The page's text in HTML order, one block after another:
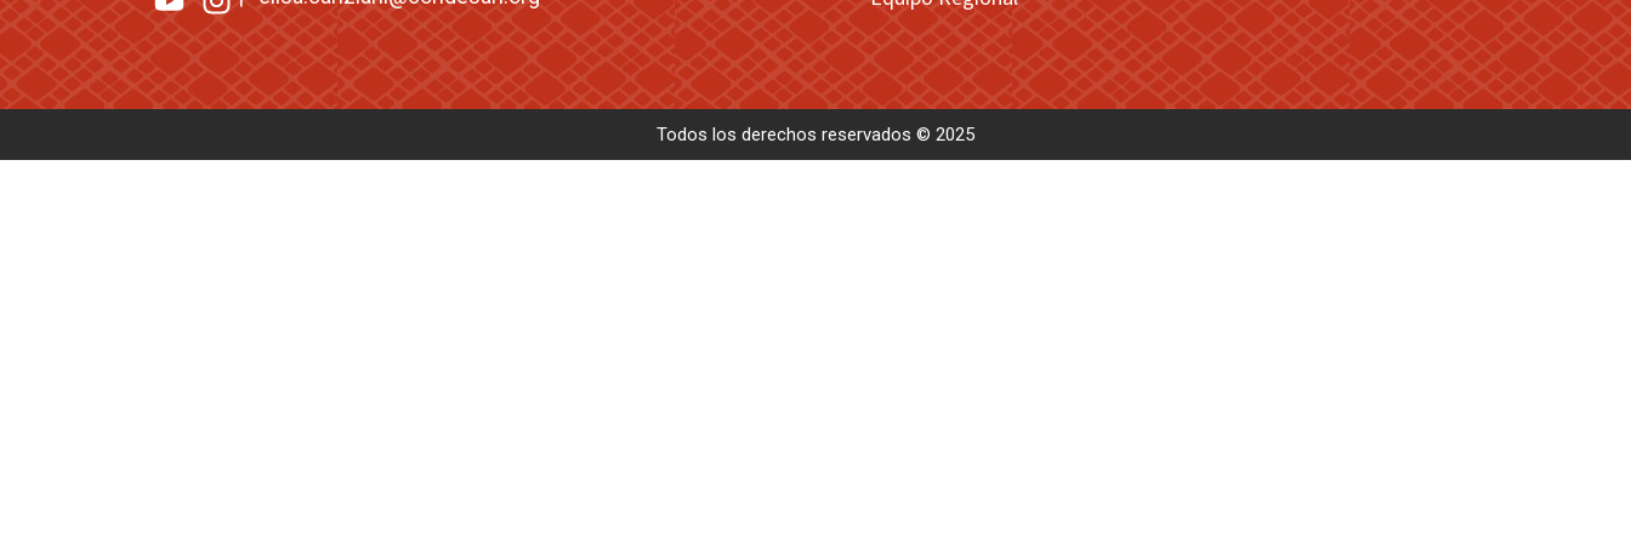
Todos los derechos reservados © 2025